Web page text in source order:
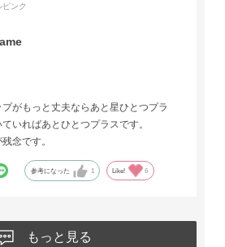
ンク
がもっと丈夫ならあと星ひとつプラ
いればあとひとつプラスです。
念です。
参考になった 1 Like! 6
もっと見る